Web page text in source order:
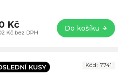
Kč bez DPH
Kč Do košíku
KUSY Kód: 7741